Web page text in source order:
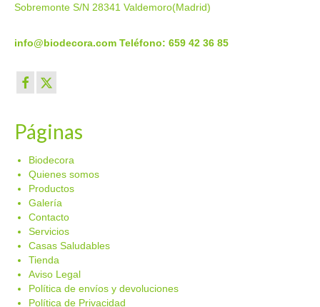
Sobremonte S/N 28341 Valdemoro(Madrid)
info@biodecora.com Teléfono: 659 42 36 85
Páginas
Biodecora
Quienes somos
Productos
Galería
Contacto
Servicios
Casas Saludables
Tienda
Aviso Legal
Política de envíos y devoluciones
Política de Privacidad